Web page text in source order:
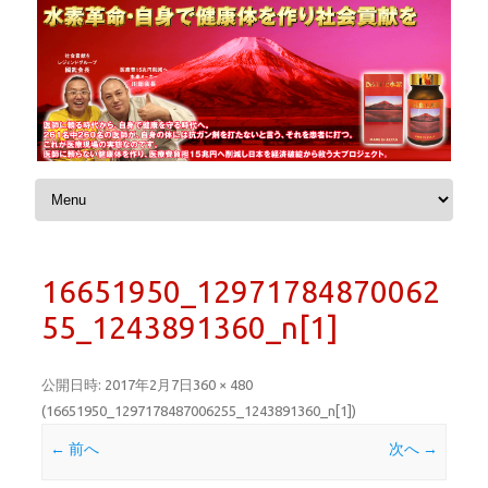
コンテンツへスキップ
16651950_12971784870062
55_1243891360_n[1]
公開日時: 2017年2月7日 360 × 480
(16651950_1297178487006255_1243891360_n[1] )
← 前へ 次へ →